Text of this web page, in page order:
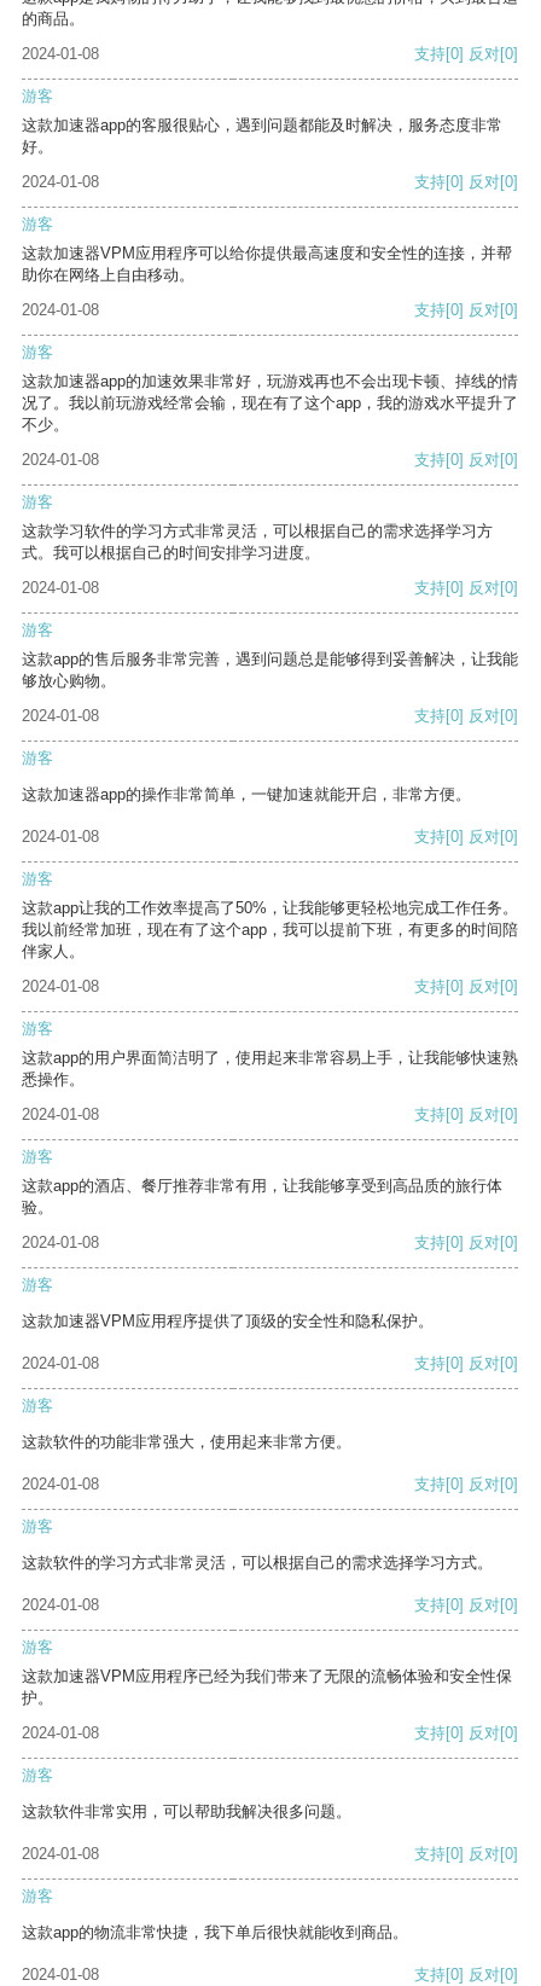
的商品。
2024-01-08
支持[0] 反对[0]
游客
这款加速器app的客服很贴心，遇到问题都能及时解决，服务态度非常
好。
2024-01-08
支持[0] 反对[0]
游客
这款加速器VPM应用程序可以给你提供最高速度和安全性的连接，并帮
助你在网络上自由移动。
2024-01-08
支持[0] 反对[0]
游客
这款加速器app的加速效果非常好，玩游戏再也不会出现卡顿、掉线的情
况了。我以前玩游戏经常会输，现在有了这个app，我的游戏水平提升了
不少。
2024-01-08
支持[0] 反对[0]
游客
这款学习软件的学习方式非常灵活，可以根据自己的需求选择学习方
式。我可以根据自己的时间安排学习进度。
2024-01-08
支持[0] 反对[0]
游客
这款app的售后服务非常完善，遇到问题总是能够得到妥善解决，让我能
够放心购物。
2024-01-08
支持[0] 反对[0]
游客
这款加速器app的操作非常简单，一键加速就能开启，非常方便。
2024-01-08 支持[0] 反对[0]
游客
这款app让我的工作效率提高了50%，让我能够更轻松地完成工作任务。
我以前经常加班，现在有了这个app，我可以提前下班，有更多的时间陪
伴家人。
2024-01-08
支持[0] 反对[0]
游客
这款app的用户界面简洁明了，使用起来非常容易上手，让我能够快速熟
悉操作。
2024-01-08
支持[0] 反对[0]
游客
这款app的酒店、餐厅推荐非常有用，让我能够享受到高品质的旅行体
验。
2024-01-08
支持[0] 反对[0]
游客
这款加速器VPM应用程序提供了顶级的安全性和隐私保护。
2024-01-08 支持[0] 反对[0]
游客
这款软件的功能非常强大，使用起来非常方便。
2024-01-08 支持[0] 反对[0]
游客
这款软件的学习方式非常灵活，可以根据自己的需求选择学习方式。
2024-01-08 支持[0] 反对[0]
游客
这款加速器VPM应用程序已经为我们带来了无限的流畅体验和安全性保
护。
2024-01-08
支持[0] 反对[0]
游客
这款软件非常实用，可以帮助我解决很多问题。
2024-01-08 支持[0] 反对[0]
游客
这款app的物流非常快捷，我下单后很快就能收到商品。
2024-01-08 支持[0] 反对[0]